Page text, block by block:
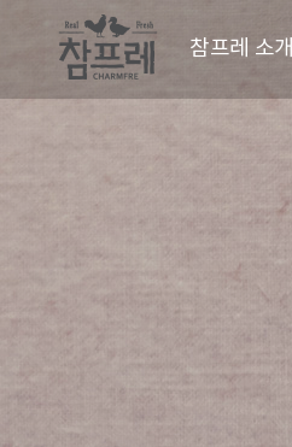
참프레 소개
홍보영상